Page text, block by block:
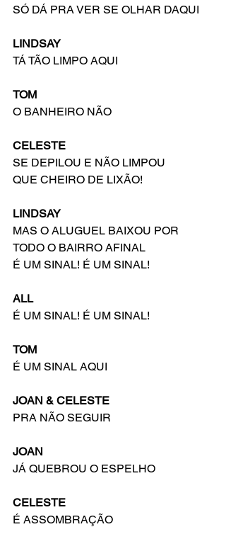
SÓ DÁ PRA VER SE OLHAR DAQUI
LINDSAY
TÁ TÃO LIMPO AQUI
TOM
O BANHEIRO NÃO
CELESTE
SE DEPILOU E NÃO LIMPOU
QUE CHEIRO DE LIXÃO!
LINDSAY
MAS O ALUGUEL BAIXOU POR
TODO O BAIRRO AFINAL
É UM SINAL! É UM SINAL!
ALL
É UM SINAL! É UM SINAL!
TOM
É UM SINAL AQUI
JOAN & CELESTE
PRA NÃO SEGUIR
JOAN
JÁ QUEBROU O ESPELHO
CELESTE
É ASSOMBRAÇÃO